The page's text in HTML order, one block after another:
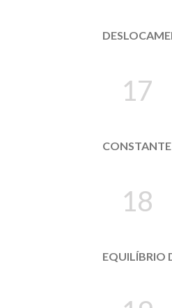
17
18
EQUILÍBRIO